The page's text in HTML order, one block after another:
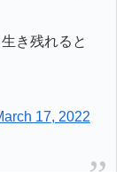
き残れると
17, 2022